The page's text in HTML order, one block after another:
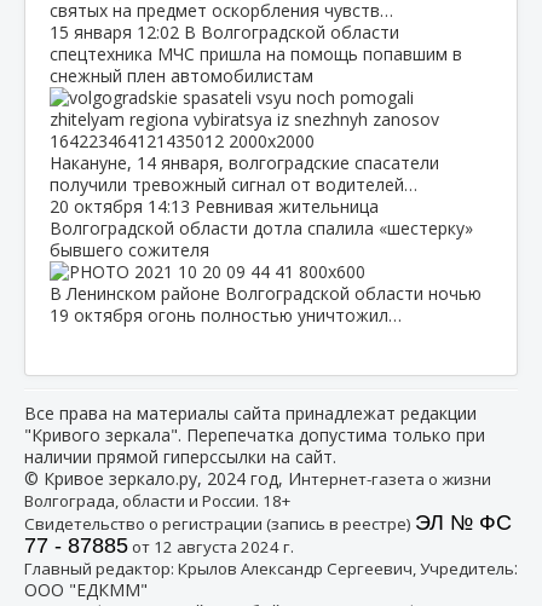
святых на предмет оскорбления чувств…
15 января 12:02 В Волгоградской области
спецтехника МЧС пришла на помощь попавшим в
снежный плен автомобилистам
Накануне, 14 января, волгоградские спасатели
получили тревожный сигнал от водителей…
20 октября 14:13 Ревнивая жительница
Волгоградской области дотла спалила «шестерку»
бывшего сожителя
В Ленинском районе Волгоградской области ночью
19 октября огонь полностью уничтожил…
Все права на материалы сайта принадлежат редакции
"Кривого зеркала". Перепечатка допустима только при
наличии прямой гиперссылки на сайт.
© Кривое зеркало.ру, 2024 год, Интернет-газета о жизни
Волгограда, области и России. 18+
Свидетельство о регистрации (запись в реестре) ЭЛ № ФС
77 - 87885от 12 августа 2024 г.
Главный редактор: Крылов Александр Сергеевич, Учредитель:
ООО "ЕДКММ"